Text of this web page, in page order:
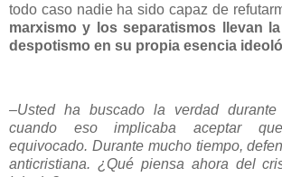
todo caso nadie ha sido capaz de
marxismo y los separatismos llevan
despotismo en su propia esencia
–Usted ha buscado la verdad
cuando eso implicaba aceptar
equivocado. Durante mucho tiempo,
anticristiana. ¿Qué piensa ahora del